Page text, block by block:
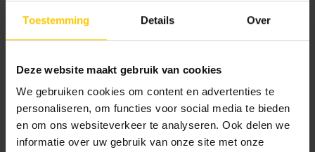
Toestemming Details Over
Deze website maakt gebruik van cookies
We gebruiken cookies om content en advertenties te
personaliseren, om functies voor social media te bieden
en om ons websiteverkeer te analyseren. Ook delen we
informatie over uw gebruik van onze site met onze
Absolute Chamois